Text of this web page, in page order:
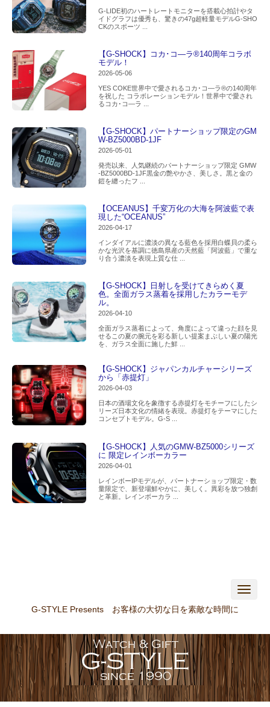
G-LIDE初のハートレートモニターを搭載心拍計やタ
イドグラフは優秀も、驚きの47g超軽量モデルG-SHO
CKのスポーツ ...
【G-SHOCK】コカ･コ―ラ®140周年コラボ
モデル！
2026-05-06
YES COKE世界中で愛されるコカ･コ―ラ®の140周年
を祝した コラボレーションモデル！世界中で愛され
るコカ･コ―ラ ...
【G-SHOCK】パートナーショップ限定のGM
W-BZ5000BD-1JF
2026-05-01
発売以来、人気継続のパートナーショップ限定 GMW
-BZ5000BD-1JF黒金の艶やかさ、美しさ。黒と金の
鎧を纏ったフ ...
【OCEANUS】千変万化の大海を阿波藍で表
現した“OCEANUS”
2026-04-17
インダイアルに濃淡の異なる藍色を採用白蝶貝の柔ら
かな光沢を基調に徳島県産の天然藍「阿波藍」で重な
り合う濃淡を表現上質な仕 ...
【G-SHOCK】日射しを受けてきらめく夏
色。全面ガラス蒸着を採用したカラーモデ
ル。
2026-04-10
全面ガラス蒸着によって、角度によって違った顔を見
せるこの夏の腕元を彩る新しい提案まぶしい夏の陽光
を、ガラス全面に施した鮮 ...
【G-SHOCK】ジャパンカルチャーシリーズ
から「赤提灯」
2026-04-03
日本の酒場文化を象徴する赤提灯をモチーフにしたシ
リーズ日本文化の情緒を表現。赤提灯をテーマにした
コンセプトモデル。G-S ...
【G-SHOCK】人気のGMW-BZ5000シリーズ
に 限定レインボーカラー
2026-04-01
レインボーIPモデルが、パートナーショップ限定・数
量限定で、新登場鮮やかに、美しく。異彩を放つ独創
と革新。レインボーカラ ...
N
a
t
i
o
n
G-STYLE Presents お客様の大切な日を素敵な時間に